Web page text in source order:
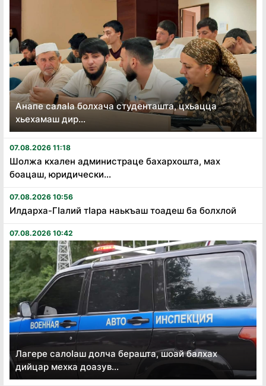
Анапе салаӏа болхача студенташта, цхьацца
хьехамаш дир...
07.08.2026 11:18
Шолжа кхален администраце бахархошта, мах
боацаш, юридически...
07.08.2026 10:56
Илдарха-Гӏалий тӏара наькъаш тоадеш ба болхлой
07.08.2026 10:42
Лагере салоӏаш долча берашта, шоай балхах
дийцар мехка доазув...